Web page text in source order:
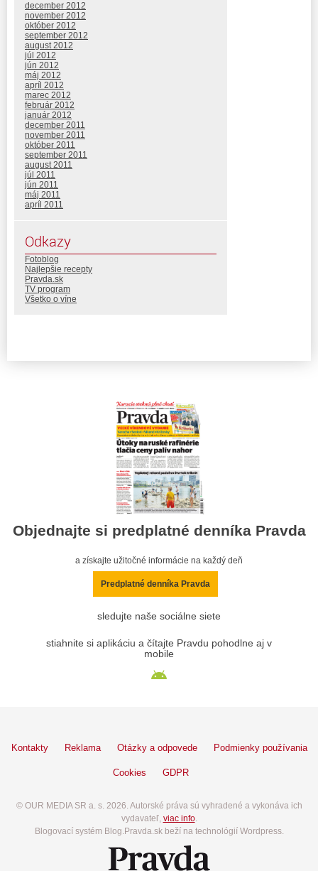
december 2012
november 2012
október 2012
september 2012
august 2012
júl 2012
jún 2012
máj 2012
apríl 2012
marec 2012
február 2012
január 2012
december 2011
november 2011
október 2011
september 2011
august 2011
júl 2011
jún 2011
máj 2011
apríl 2011
Odkazy
Fotoblog
Najlepšie recepty
Pravda.sk
TV program
Všetko o víne
Objednajte si predplatné denníka Pravda
a získajte užitočné informácie na každý deň
Predplatné denníka Pravda
sledujte naše sociálne siete
stiahnite si aplikáciu a čítajte Pravdu pohodlne aj v
mobile
Kontakty Reklama Otázky a odpovede Podmienky používania
Cookies GDPR
© OUR MEDIA SR a. s. 2026. Autorské práva sú vyhradené a vykonáva ich
vydavateľ, viac info.
Blogovací systém Blog.Pravda.sk beží na technológií Wordpress.